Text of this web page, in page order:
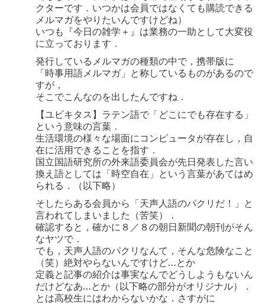
クターです．いつかは会員ではなくても購読できる
メルマガをやりたいんですけどね）
いつも『今日の雑学＋』は業務の一助として大変役
に立っております．
発行しているメルマガの種類の中で，携帯版に
「時事用語メルマガ」と称しているものがあるので
すが，
そこでこんなのを出したんですね．
【ユビキタス】ラテン語で「どこにでも存在する」
という意味の言葉．
生活環境の様々な場面にコンピュータが存在し，自
在に活用できることを指す．
国立国語研究所の外来語委員会が先日発表した言い
換え語としては「時空自在」という言葉があてはめ
られる．（以下略）
そしたらある会員から「天声人語のパクリだ！」と
言われてしまいました（苦笑）．
確認すると，確かに８／８の朝日新聞の朝刊がそん
なヤツで．
でも，天声人語のパクリなんて，そんな危険なこと
（笑）絶対やらないんですけど…とか
定義と記事の紹介は事実なんでどうしようもないん
だけどなあ…とか（以下略の部分がオリジナル）．
とは高校生にはわからないかな．さすがに